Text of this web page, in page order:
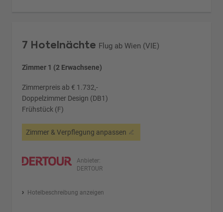
7 Hotelnächte Flug ab Wien (VIE)
Zimmer 1 (2 Erwachsene)
Zimmerpreis ab € 1.732,-
Doppelzimmer Design (DB1)
Frühstück (F)
Zimmer & Verpflegung anpassen
Anbieter:
DERTOUR
Hotelbeschreibung anzeigen